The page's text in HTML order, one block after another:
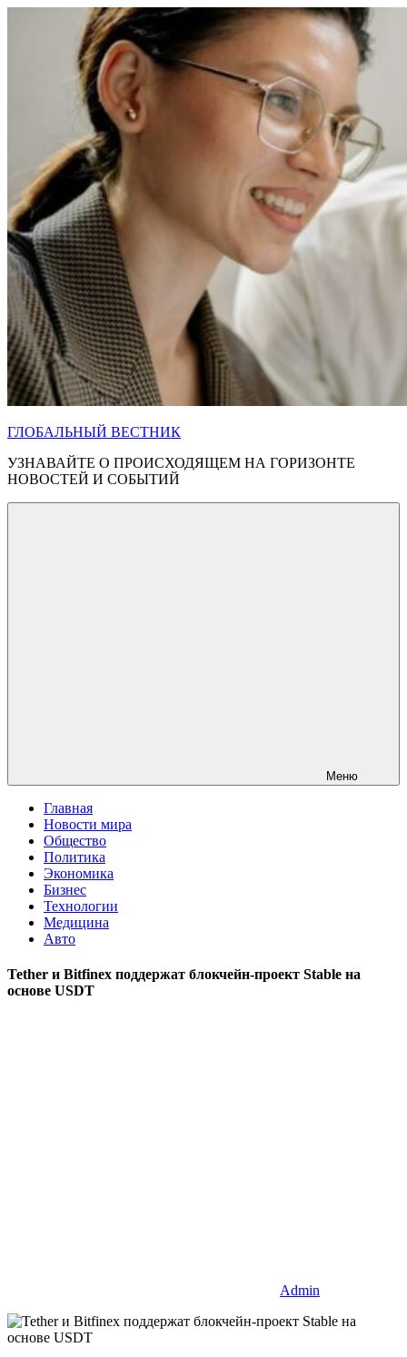
содержимому
ГЛОБАЛЬНЫЙ ВЕСТНИК
УЗНАВАЙТЕ О ПРОИСХОДЯЩЕМ НА ГОРИЗОНТЕ
НОВОСТЕЙ И СОБЫТИЙ
Меню
Главная
Новости мира
Общество
Политика
Экономика
Бизнес
Технологии
Медицина
Авто
Tether и Bitfinex поддержат блокчейн-проект Stable на
основе USDT
Admin